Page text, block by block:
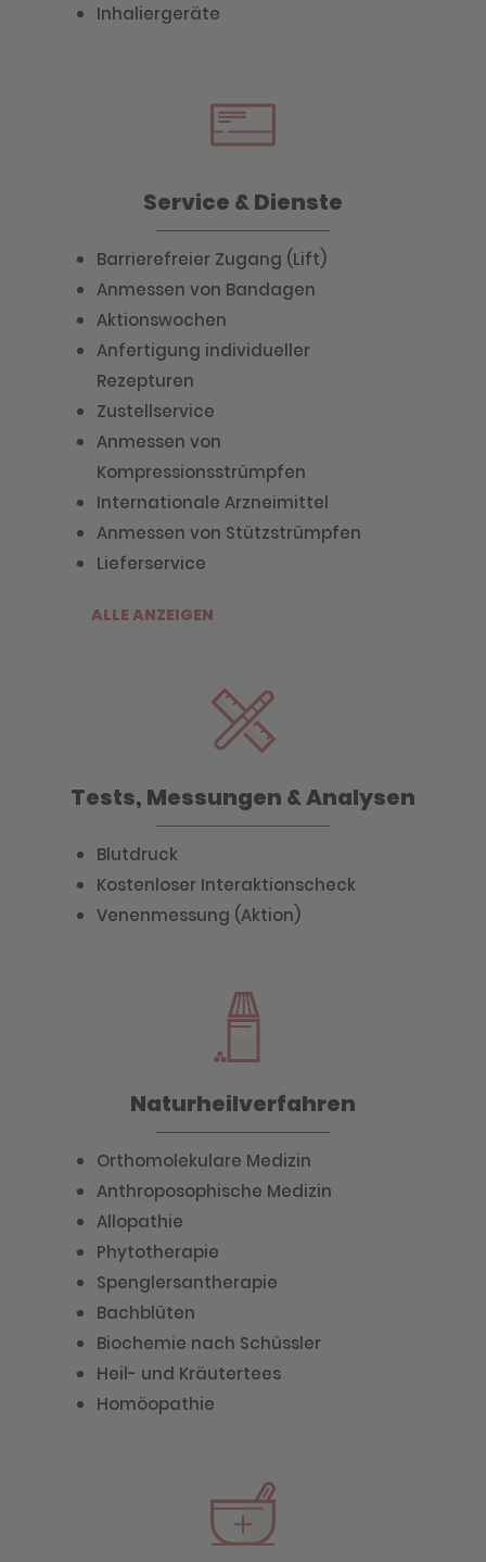
Inhaliergeräte
Service & Dienste
Barrierefreier Zugang (Lift)
Anmessen von Bandagen
Aktionswochen
Anfertigung individueller
Rezepturen
Zustellservice
Anmessen von
Kompressionsstrümpfen
Internationale Arzneimittel
Anmessen von Stützstrümpfen
Lieferservice
ALLE ANZEIGEN
Tests, Messungen & Analysen
Blutdruck
Kostenloser Interaktionscheck
Venenmessung (Aktion)
Naturheilverfahren
Orthomolekulare Medizin
Anthroposophische Medizin
Allopathie
Phytotherapie
Spenglersantherapie
Bachblüten
Biochemie nach Schüssler
Heil- und Kräutertees
Homöopathie